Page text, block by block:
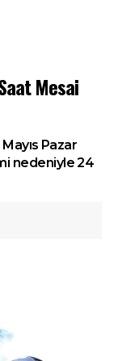
Mesai
Pazar
nedeniyle 24